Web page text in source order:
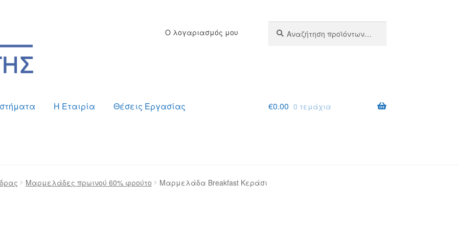
Ο λογαριασμός μου
για:
Η Εταιρία Θέσεις Εργασίας
Checkout Δημιουργία Λογαριασμού Χονδρικής
€0.00 0 τεμάχια
Μαρμελάδες πρωινού 60% φρούτο Μαρμελάδα Breakfast Κεράσι